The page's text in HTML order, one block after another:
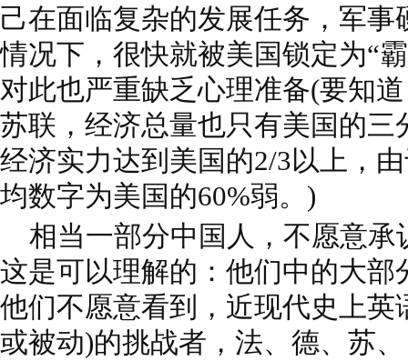
己在面临复杂的发展任务，军
情况下，很快就被美国锁定为“
对此也严重缺乏心理准备(要知
苏联，经济总量也只有美国的三
经济实力达到美国的2/3以上，
均数字为美国的60%弱。)
相当一部分中国人，不愿意承
这是可以理解的：他们中的大部
他们不愿意看到，近现代史上英
或被动)的挑战者，法、德、苏